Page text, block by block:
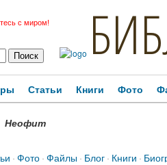
с миром!
Статьи Книги Фото
Неофит
·Фото·Файлы· Блог· Книги ·